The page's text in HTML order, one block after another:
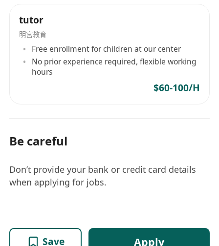
tutor
明宮教育
Free enrollment for children at our center
No prior experience required, flexible working
hours
$60-100/H
Be careful
Don’t provide your bank or credit card details
when applying for jobs.
Save Apply